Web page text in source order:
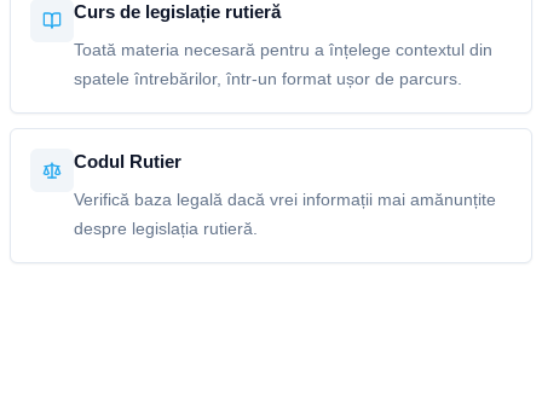
Curs de legislație rutieră
Toată materia necesară pentru a înțelege contextul din
spatele întrebărilor, într-un format ușor de parcurs.
Codul Rutier
Verifică baza legală dacă vrei informații mai amănunțite
despre legislația rutieră.